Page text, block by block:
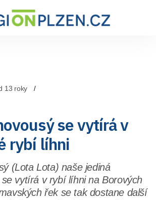
13 roky
se vytírá v
rybí líhni
(Lota Lota) naše jediná
vytírá v rybí líhni na Borových
řek se tak dostane další